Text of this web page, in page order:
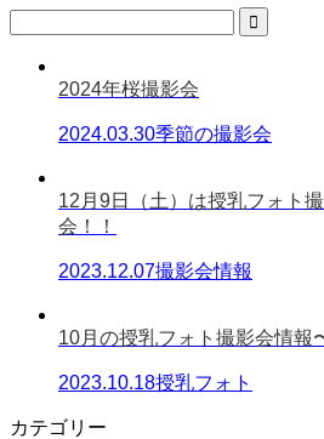
2024年桜撮影会
2024.03.30季節の撮影会
12月9日（土）は授乳フォト
会！！
2023.12.07撮影会情報
10月の授乳フォト撮影会情報
2023.10.18授乳フォト
カテゴリー